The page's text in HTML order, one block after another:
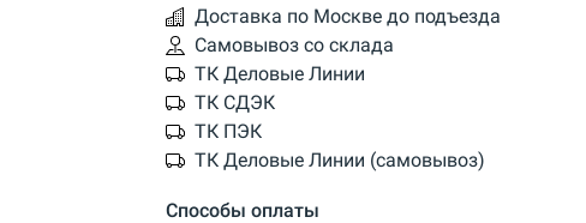
Доставка по Москве до подъезда
Самовывоз со склада
ТК Деловые Линии
ТК СДЭК
ТК ПЭК
ТК Деловые Линии (самовывоз)
Способы оплаты